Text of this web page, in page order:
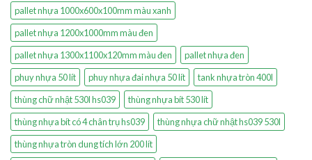
pallet nhựa 1000x600x100mm màu xanh
pallet nhựa 1200x1000mm màu đen
pallet nhựa 1300x1100x120mm màu đen
pallet nhựa đen
phuy nhựa 50 lít
phuy nhựa đai nhựa 50 lít
tank nhựa tròn 400l
thùng chữ nhật 530l hs039
thùng nhựa bít 530 lít
thùng nhựa bít có 4 chân trụ hs039
thùng nhựa chữ nhật hs039 530l
thùng nhựa tròn dung tích lớn 200 lít